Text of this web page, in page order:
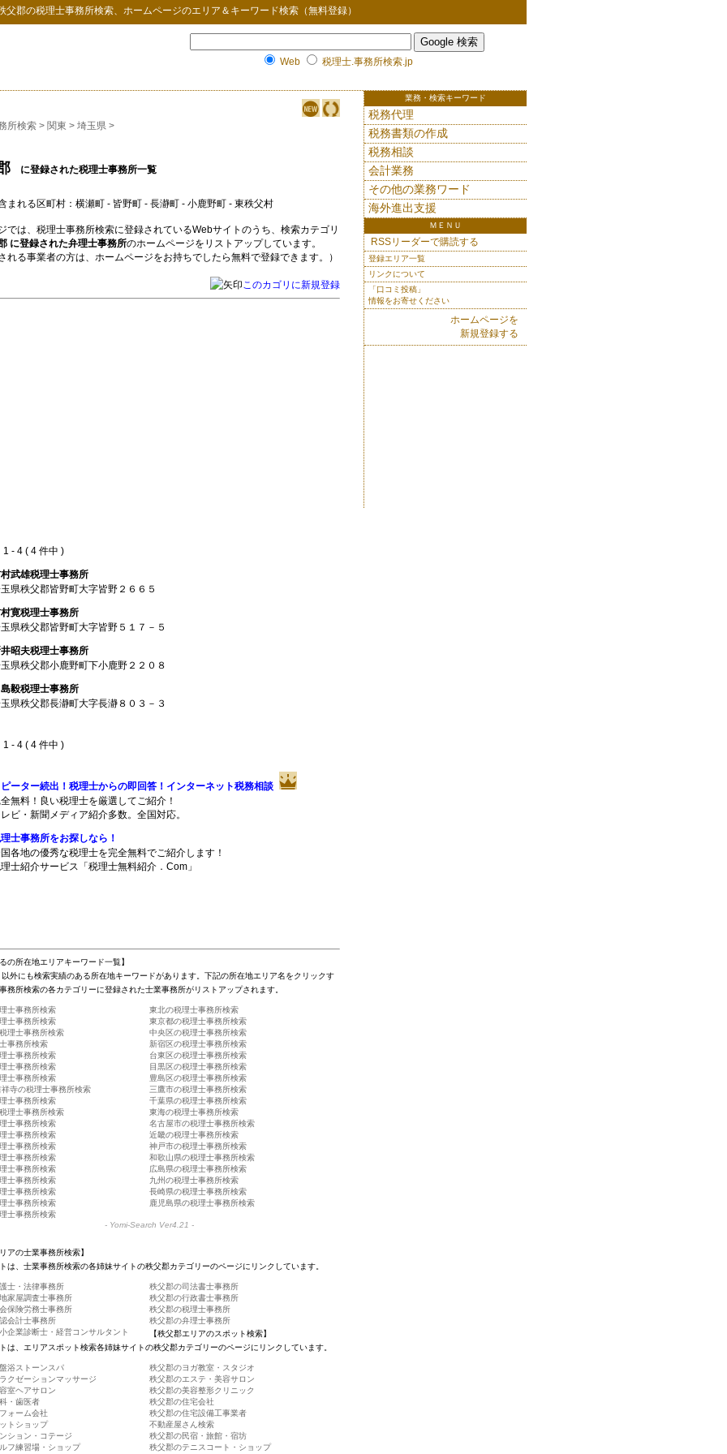
父郡の税理士事務所検索、ホームページのエリア＆キーワード検索（無料登録）
Web 税理士.事務所検索.jp
所検索 > 関東 > 埼玉県 >
に登録された税理士事務所一覧
まれる区町村：横瀬町 - 皆野町 - 長瀞町 - 小鹿野町 - 東秩父村
では、税理士事務所検索に登録されているWebサイトのうち、検索カテゴリ
に登録された弁理士事務所のホームページをリストアップしています。
れる事業者の方は、ホームページをお持ちでしたら無料で登録できます。）
このカゴリに新規登録
4 ( 4 件中 )
武雄税理士事務所
県秩父郡皆野町大字皆野２６６５
寛税理士事務所
県秩父郡皆野町大字皆野５１７－５
昭夫税理士事務所
県秩父郡小鹿野町下小鹿野２２０８
毅税理士事務所
県秩父郡長瀞町大字長瀞８０３－３
4 ( 4 件中 )
ーター続出！税理士からの即回答！インターネット税務相談
無料！良い税理士を厳選してご紹介！
ビ・新聞メディア紹介多数。全国対応。
士事務所をお探しなら！
各地の優秀な税理士を完全無料でご紹介します！
士紹介サービス「税理士無料紹介．Com」
の所在地エリアキーワード一覧】
外にも検索実績のある所在地キーワードがあります。下記の所在地エリア名をクリックす
務所検索の各カテゴリーに登録された士業事務所がリストアップされます。
士事務所検索
東北の税理士事務所検索
士事務所検索
東京都の税理士事務所検索
理士事務所検索
中央区の税理士事務所検索
事務所検索
新宿区の税理士事務所検索
士事務所検索
台東区の税理士事務所検索
士事務所検索
目黒区の税理士事務所検索
士事務所検索
豊島区の税理士事務所検索
寺の税理士事務所検索
三鷹市の税理士事務所検索
士事務所検索
千葉県の税理士事務所検索
理士事務所検索
東海の税理士事務所検索
士事務所検索
名古屋市の税理士事務所検索
士事務所検索
近畿の税理士事務所検索
士事務所検索
神戸市の税理士事務所検索
士事務所検索
和歌山県の税理士事務所検索
士事務所検索
広島県の税理士事務所検索
士事務所検索
九州の税理士事務所検索
士事務所検索
長崎県の税理士事務所検索
士事務所検索
鹿児島県の税理士事務所検索
士事務所検索
- Yomi-Search Ver4.21 -
アの士業事務所検索】
は、士業事務所検索の各姉妹サイトの秩父郡カテゴリーのページにリンクしています。
士・法律事務所
秩父郡の司法書士事務所
家屋調査士事務所
秩父郡の行政書士事務所
保険労務士事務所
秩父郡の税理士事務所
会計士事務所
秩父郡の弁理士事務所
企業診断士・経営コンサルタント
【秩父郡エリアのスポット検索】
は、エリアスポット検索各姉妹サイトの秩父郡カテゴリーのページにリンクしています。
浴ストーンスパ
秩父郡のヨガ教室・スタジオ
クゼーションマッサージ
秩父郡のエステ・美容サロン
室ヘアサロン
秩父郡の美容整形クリニック
・歯医者
秩父郡の住宅会社
ォーム会社
秩父郡の住宅設備工事業者
トショップ
不動産屋さん検索
ション・コテージ
秩父郡の民宿・旅館・宿坊
フ練習場・ショップ
秩父郡のテニスコート・ショップ
業務・検索キーワード
税務代理
税務書類の作成
税務相談
会計業務
その他の業務ワード
海外進出支援
ＭＥＮＵ
RSSリーダーで購読する
登録エリア一覧
リンクについて
「口コミ投稿」
情報をお寄せください
ホームページを
新規登録する